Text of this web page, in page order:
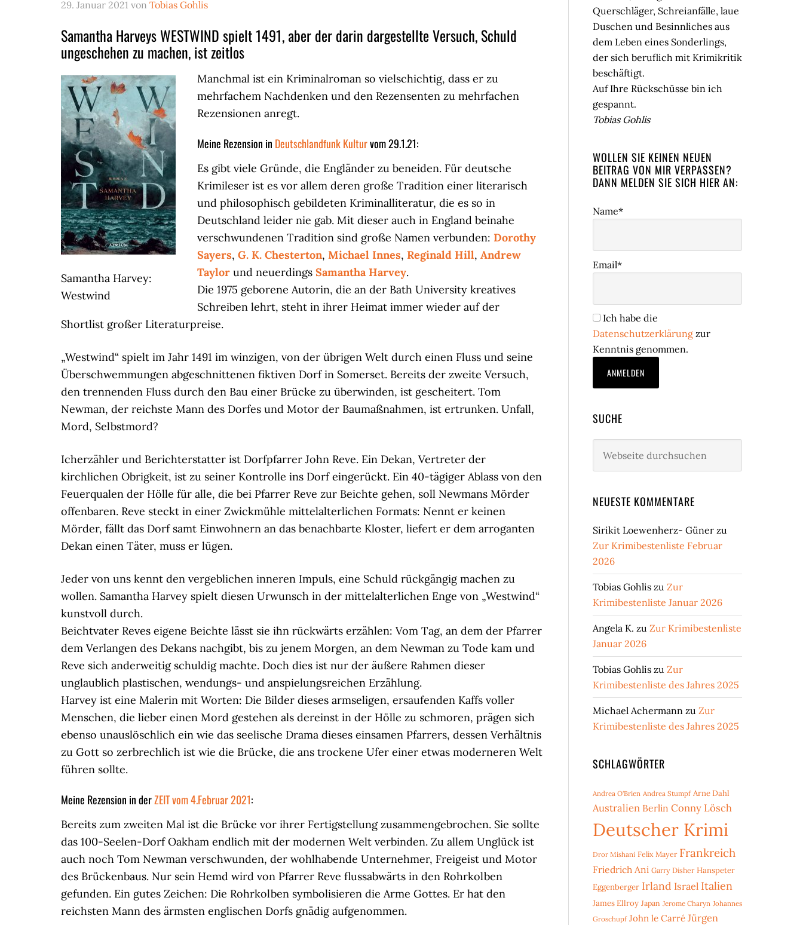
29. Januar 2021 von Tobias Gohlis
Samantha Harveys WESTWIND spielt 1491, aber der darin dargestellte Versuch, Schuld
ungeschehen zu machen, ist zeitlos
Samantha Harvey:
Westwind
Manchmal ist ein Kriminalroman so vielschichtig, dass er zu
mehrfachem Nachdenken und den Rezensenten zu mehrfachen
Rezensionen anregt.
Meine Rezension in Deutschlandfunk Kulturvom 29.1.21:
Es gibt viele Gründe, die Engländer zu beneiden. Für deutsche
Krimileser ist es vor allem deren große Tradition einer literarisch
und philosophisch gebildeten Kriminalliteratur, die es so in
Deutschland leider nie gab. Mit dieser auch in England beinahe
verschwundenen Tradition sind große Namen verbunden: Dorothy
Sayers, G. K. Chesterton, Michael Innes, Reginald Hill, Andrew
Taylor und neuerdings Samantha Harvey.
Die 1975 geborene Autorin, die an der Bath University kreatives
Schreiben lehrt, steht in ihrer Heimat immer wieder auf der
Shortlist großer Literaturpreise.
„Westwind“ spielt im Jahr 1491 im winzigen, von der übrigen Welt durch einen Fluss und seine
Überschwemmungen abgeschnittenen fiktiven Dorf in Somerset. Bereits der zweite Versuch,
den trennenden Fluss durch den Bau einer Brücke zu überwinden, ist gescheitert. Tom
Newman, der reichste Mann des Dorfes und Motor der Baumaßnahmen, ist ertrunken. Unfall,
Mord, Selbstmord?
Icherzähler und Berichterstatter ist Dorfpfarrer John Reve. Ein Dekan, Vertreter der
kirchlichen Obrigkeit, ist zu seiner Kontrolle ins Dorf eingerückt. Ein 40-tägiger Ablass von den
Feuerqualen der Hölle für alle, die bei Pfarrer Reve zur Beichte gehen, soll Newmans Mörder
offenbaren. Reve steckt in einer Zwickmühle mittelalterlichen Formats: Nennt er keinen
Mörder, fällt das Dorf samt Einwohnern an das benachbarte Kloster, liefert er dem arroganten
Dekan einen Täter, muss er lügen.
Jeder von uns kennt den vergeblichen inneren Impuls, eine Schuld rückgängig machen zu
wollen. Samantha Harvey spielt diesen Urwunsch in der mittelalterlichen Enge von „Westwind“
kunstvoll durch.
Beichtvater Reves eigene Beichte lässt sie ihn rückwärts erzählen: Vom Tag, an dem der Pfarrer
dem Verlangen des Dekans nachgibt, bis zu jenem Morgen, an dem Newman zu Tode kam und
Reve sich anderweitig schuldig machte. Doch dies ist nur der äußere Rahmen dieser
unglaublich plastischen, wendungs- und anspielungsreichen Erzählung.
Harvey ist eine Malerin mit Worten: Die Bilder dieses armseligen, ersaufenden Kaffs voller
Menschen, die lieber einen Mord gestehen als dereinst in der Hölle zu schmoren, prägen sich
ebenso unauslöschlich ein wie das seelische Drama dieses einsamen Pfarrers, dessen Verhältnis
zu Gott so zerbrechlich ist wie die Brücke, die ans trockene Ufer einer etwas moderneren Welt
führen sollte.
Meine Rezension in derZEIT vom 4.Februar 2021:
Bereits zum zweiten Mal ist die Brücke vor ihrer Fertigstellung zusammengebrochen. Sie sollte
das 100-Seelen-Dorf Oakham endlich mit der modernen Welt verbinden. Zu allem Unglück ist
auch noch Tom Newman verschwunden, der wohlhabende Unternehmer, Freigeist und Motor
des Brückenbaus. Nur sein Hemd wird von Pfarrer Reve flussabwärts in den Rohrkolben
gefunden. Ein gutes Zeichen: Die Rohrkolben symbolisieren die Arme Gottes. Er hat den
reichsten Mann des ärmsten englischen Dorfs gnädig aufgenommen.
Querschläger, Schreianfälle, laue
Duschen und Besinnliches aus
dem Leben eines Sonderlings,
der sich beruflich mit Krimikritik
beschäftigt.
Auf Ihre Rückschüsse bin ich
gespannt.
Tobias Gohlis
WOLLEN SIE KEINEN NEUEN
BEITRAG VON MIR VERPASSEN?
DANN MELDEN SIE SICH HIER AN:
Name*
Email*
Ich habe die
Datenschutzerklärung zur
Kenntnis genommen.
SUCHE
durchsuchen
NEUESTE KOMMENTARE
Sirikit Loewenherz- Güner zu
Zur Krimibestenliste Februar
2026
Tobias Gohlis zu Zur
Krimibestenliste Januar 2026
Angela K. zu Zur Krimibestenliste
Januar 2026
Tobias Gohlis zu Zur
Krimibestenliste des Jahres 2025
Michael Achermann zu Zur
Krimibestenliste des Jahres 2025
SCHLAGWÖRTER
Andrea O'Brien Andrea Stumpf Arne Dahl
Australien Berlin Conny Lösch
Deutscher Krimi
Dror Mishani Felix Mayer Frankreich
Friedrich Ani Garry Disher Hanspeter
Eggenberger Irland Israel Italien
James Ellroy Japan Jerome Charyn Johannes
Groschupf John le Carré Jürgen